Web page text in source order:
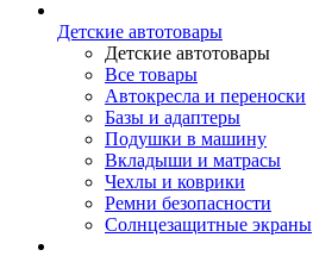
Детские автотовары
Детские автотовары
Все товары
Автокресла и переноски
Базы и адаптеры
Подушки в машину
Вкладыши и матрасы
Чехлы и коврики
Ремни безопасности
Солнцезащитные экраны